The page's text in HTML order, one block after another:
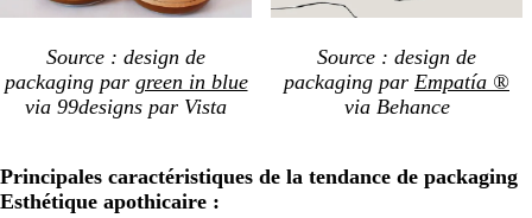
Source : design de
packaging par green in blue
via 99designs par Vista
Source : design de
packaging par Empatía ®
via Behance
Principales caractéristiques de la tendance de packaging
Esthétique apothicaire :